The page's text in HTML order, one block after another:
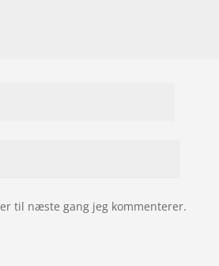
til næste gang jeg kommenterer.